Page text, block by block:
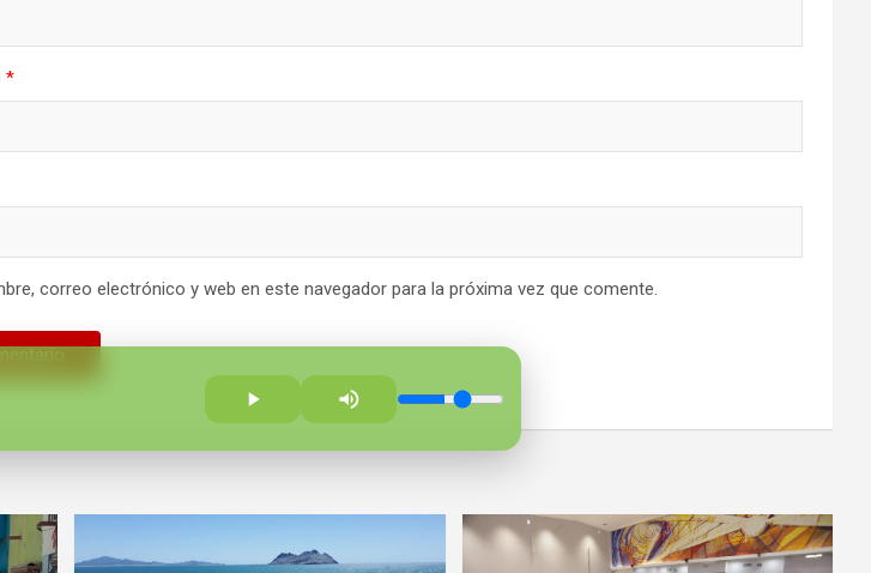
*
correo electrónico y web en este navegador para la próxima vez que comente.